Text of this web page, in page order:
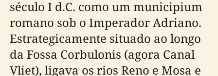
século I d.C. como um municipium
romano sob o Imperador Adriano.
Estrategicamente situado ao longo
da Fossa Corbulonis (agora Canal
Vliet), ligava os rios Reno e Mosa e